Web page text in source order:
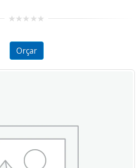
of
Orçar